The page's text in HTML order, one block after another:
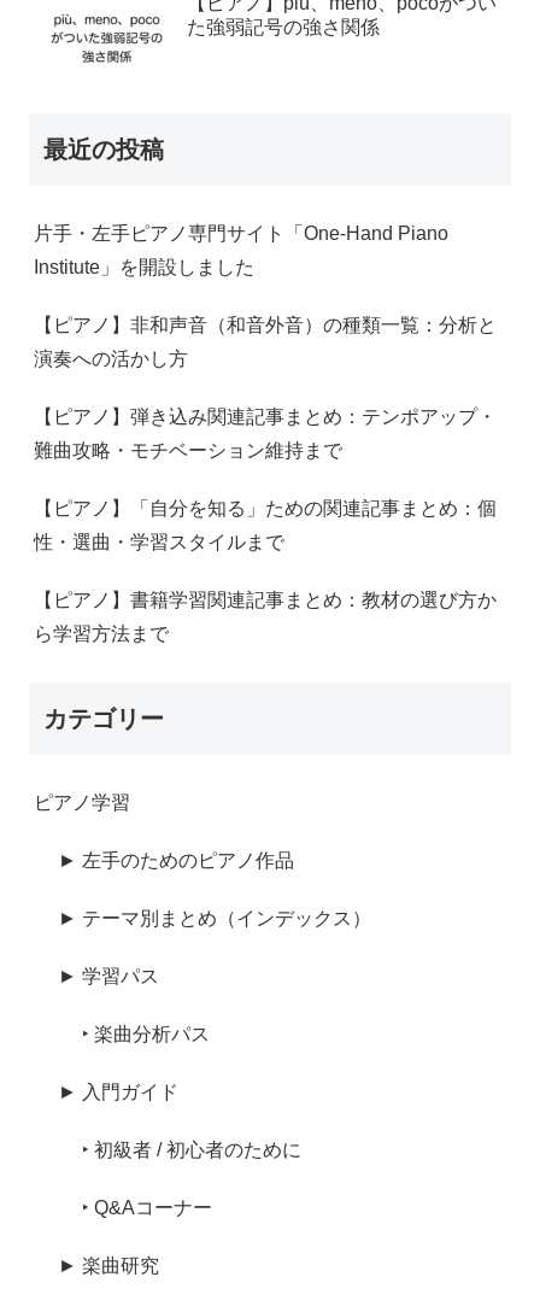
た強弱記号の強さ関係
最近の投稿
片手・左手ピアノ専門サイト「One-Hand Piano
Institute」を開設しました
【ピアノ】非和声音（和音外音）の種類一覧：分析と
演奏への活かし方
【ピアノ】弾き込み関連記事まとめ：テンポアップ・
難曲攻略・モチベーション維持まで
【ピアノ】「自分を知る」ための関連記事まとめ：個
性・選曲・学習スタイルまで
【ピアノ】書籍学習関連記事まとめ：教材の選び方か
ら学習方法まで
カテゴリー
ピアノ学習
► 左手のためのピアノ作品
► テーマ別まとめ（インデックス）
► 学習パス
‣ 楽曲分析パス
► 入門ガイド
‣ 初級者 / 初心者のために
‣ Q&Aコーナー
► 楽曲研究